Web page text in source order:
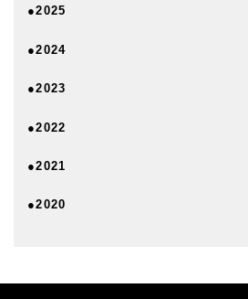
●2025
●2024
●2023
●2022
●2021
●2020